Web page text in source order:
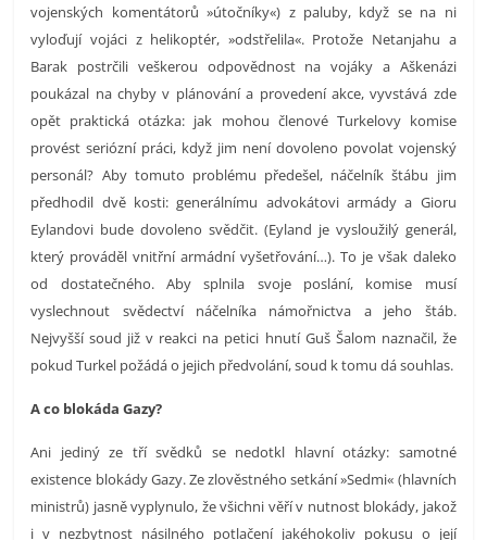
vojenských komentátorů »útočníky«) z paluby, když se na ni
vyloďují vojáci z helikoptér, »odstřelila«. Protože Netanjahu a
Barak postrčili veškerou odpovědnost na vojáky a Aškenázi
poukázal na chyby v plánování a provedení akce, vyvstává zde
opět praktická otázka: jak mohou členové Turkelovy komise
provést seriózní práci, když jim není dovoleno povolat vojenský
personál? Aby tomuto problému předešel, náčelník štábu jim
předhodil dvě kosti: generálnímu advokátovi armády a Gioru
Eylandovi bude dovoleno svědčit. (Eyland je vysloužilý generál,
který prováděl vnitřní armádní vyšetřování…). To je však daleko
od dostatečného. Aby splnila svoje poslání, komise musí
vyslechnout svědectví náčelníka námořnictva a jeho štáb.
Nejvyšší soud již v reakci na petici hnutí Guš Šalom naznačil, že
pokud Turkel požádá o jejich předvolání, soud k tomu dá souhlas.
A co blokáda Gazy?
Ani jediný ze tří svědků se nedotkl hlavní otázky: samotné
existence blokády Gazy. Ze zlověstného setkání »Sedmi« (hlavních
ministrů) jasně vyplynulo, že všichni věří v nutnost blokády, jakož
i v nezbytnost násilného potlačení jakéhokoliv pokusu o její